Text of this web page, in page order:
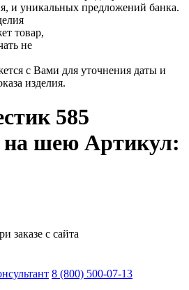
и уникальных предложений банка.
товар,
не
с Вами для уточнения даты и
изделия.
585
на шею Артикул:
заказе с сайта
8 (800) 500-07-13